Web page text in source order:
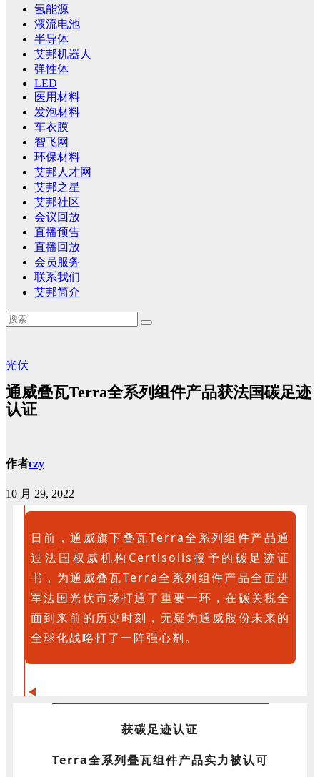
氢能源
液流电池
半导体
艾邦机器人
弹性体
LED
医用材料
发泡材料
车衣膜
智飞网
环保材料
艾邦人才网
艾邦之星
艾邦社区
会议回放
直播预告
直播回放
会员服务
联系我们
艾邦简介
光伏
通威叠瓦Terra全系列组件产品获法国碳足迹
认证
作者czy
10 月 29, 2022
日前，通威旗下叠瓦Terra全系列组件产品通
过法国权威机构Certisolis授予的碳足迹证
书，为通威叠瓦Terra全系列组件产品全面进
军法国光伏市场打通了重要一环，在碳关税全
面到来前的历史时刻，无疑为通威股份未来的
全球化战略打了一阵强心剂。
获碳足迹认证
Terra全系列叠瓦组件产品实力被认可